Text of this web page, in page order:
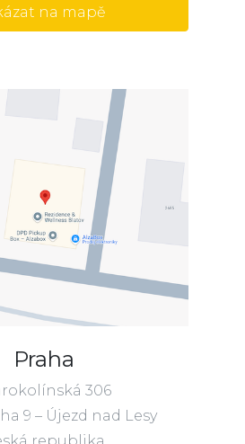
na mapě
Praha
306
9 – Újezd nad Lesy